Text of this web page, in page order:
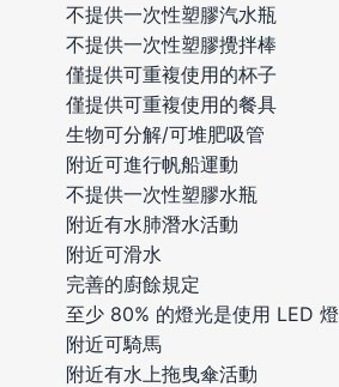
不提供一次性塑膠汽水瓶
不提供一次性塑膠攪拌棒
僅提供可重複使用的杯子
僅提供可重複使用的餐具
生物可分解/可堆肥吸管
附近可進行帆船運動
不提供一次性塑膠水瓶
附近有水肺潛水活動
附近可滑水
完善的廚餘規定
至少 80% 的燈光是使用 LED 燈
附近可騎馬
附近有水上拖曳傘活動